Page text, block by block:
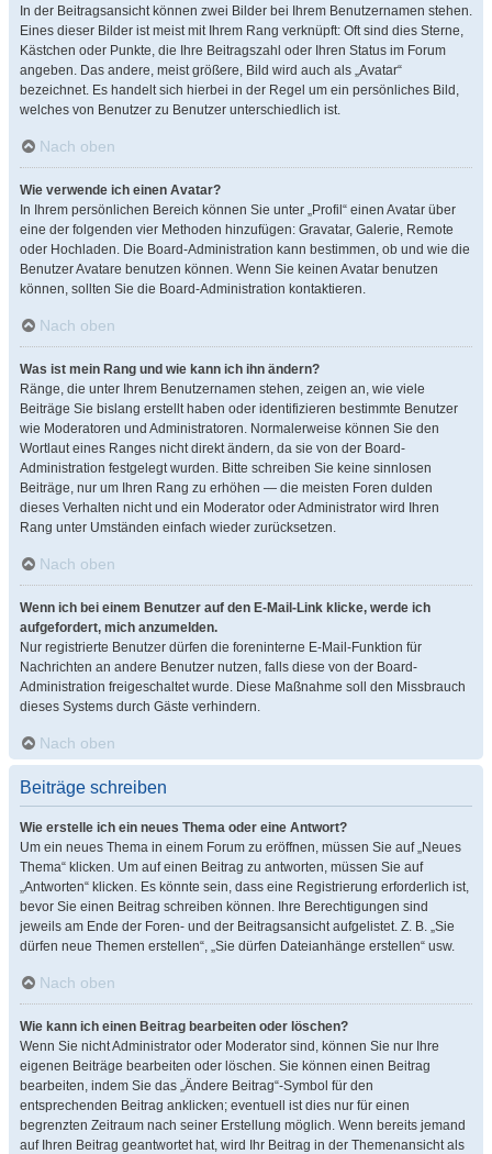
In der Beitragsansicht können zwei Bilder bei Ihrem Benutzernamen stehen.
Eines dieser Bilder ist meist mit Ihrem Rang verknüpft: Oft sind dies Sterne,
Kästchen oder Punkte, die Ihre Beitragszahl oder Ihren Status im Forum
angeben. Das andere, meist größere, Bild wird auch als „Avatar“
bezeichnet. Es handelt sich hierbei in der Regel um ein persönliches Bild,
welches von Benutzer zu Benutzer unterschiedlich ist.
Nach oben
Wie verwende ich einen Avatar?
In Ihrem persönlichen Bereich können Sie unter „Profil“ einen Avatar über
eine der folgenden vier Methoden hinzufügen: Gravatar, Galerie, Remote
oder Hochladen. Die Board-Administration kann bestimmen, ob und wie die
Benutzer Avatare benutzen können. Wenn Sie keinen Avatar benutzen
können, sollten Sie die Board-Administration kontaktieren.
Nach oben
Was ist mein Rang und wie kann ich ihn ändern?
Ränge, die unter Ihrem Benutzernamen stehen, zeigen an, wie viele
Beiträge Sie bislang erstellt haben oder identifizieren bestimmte Benutzer
wie Moderatoren und Administratoren. Normalerweise können Sie den
Wortlaut eines Ranges nicht direkt ändern, da sie von der Board-
Administration festgelegt wurden. Bitte schreiben Sie keine sinnlosen
Beiträge, nur um Ihren Rang zu erhöhen — die meisten Foren dulden
dieses Verhalten nicht und ein Moderator oder Administrator wird Ihren
Rang unter Umständen einfach wieder zurücksetzen.
Nach oben
Wenn ich bei einem Benutzer auf den E-Mail-Link klicke, werde ich
aufgefordert, mich anzumelden.
Nur registrierte Benutzer dürfen die foreninterne E-Mail-Funktion für
Nachrichten an andere Benutzer nutzen, falls diese von der Board-
Administration freigeschaltet wurde. Diese Maßnahme soll den Missbrauch
dieses Systems durch Gäste verhindern.
Nach oben
Beiträge schreiben
Wie erstelle ich ein neues Thema oder eine Antwort?
Um ein neues Thema in einem Forum zu eröffnen, müssen Sie auf „Neues
Thema“ klicken. Um auf einen Beitrag zu antworten, müssen Sie auf
„Antworten“ klicken. Es könnte sein, dass eine Registrierung erforderlich ist,
bevor Sie einen Beitrag schreiben können. Ihre Berechtigungen sind
jeweils am Ende der Foren- und der Beitragsansicht aufgelistet. Z. B. „Sie
dürfen neue Themen erstellen“, „Sie dürfen Dateianhänge erstellen“ usw.
Nach oben
Wie kann ich einen Beitrag bearbeiten oder löschen?
Wenn Sie nicht Administrator oder Moderator sind, können Sie nur Ihre
eigenen Beiträge bearbeiten oder löschen. Sie können einen Beitrag
bearbeiten, indem Sie das „Ändere Beitrag“-Symbol für den
entsprechenden Beitrag anklicken; eventuell ist dies nur für einen
begrenzten Zeitraum nach seiner Erstellung möglich. Wenn bereits jemand
auf Ihren Beitrag geantwortet hat, wird Ihr Beitrag in der Themenansicht als